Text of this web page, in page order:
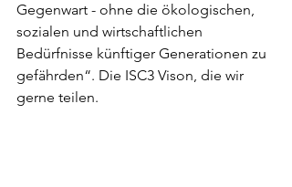
Gegenwart - ohne die ökologischen,
sozialen und wirtschaftlichen
Bedürfnisse künftiger Generationen zu
gefährden“. Die ISC3 Vison, die wir
gerne teilen.